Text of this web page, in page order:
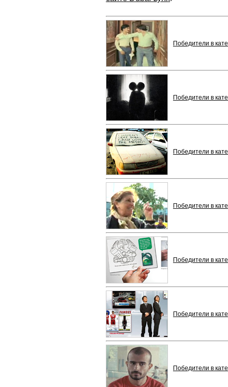
Победители в
Победители в
Победители в
Победители в
Победители в
Победители в
Победители в